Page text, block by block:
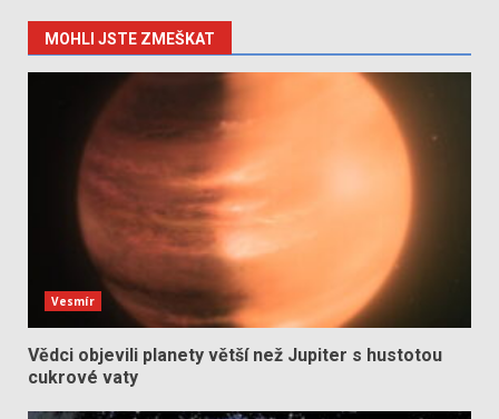
MOHLI JSTE ZMEŠKAT
Vesmír
Vědci objevili planety větší než Jupiter s hustotou
cukrové vaty